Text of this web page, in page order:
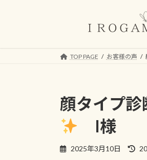
TOP PAGE お客様の声
顔タイプ
I様
2025年3月10日
最